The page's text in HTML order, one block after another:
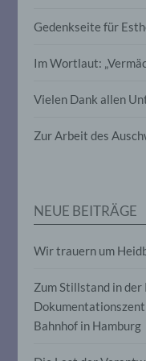
Gedenkseite für
Im Wortlaut:
Vielen Dank allen
Zur Arbeit des
NEUE BEITRÄGE
Wir trauern um
Zum Stillstand in der
Bahnhof in Hamburg
werden,
Person
f)
auf welche
ohne